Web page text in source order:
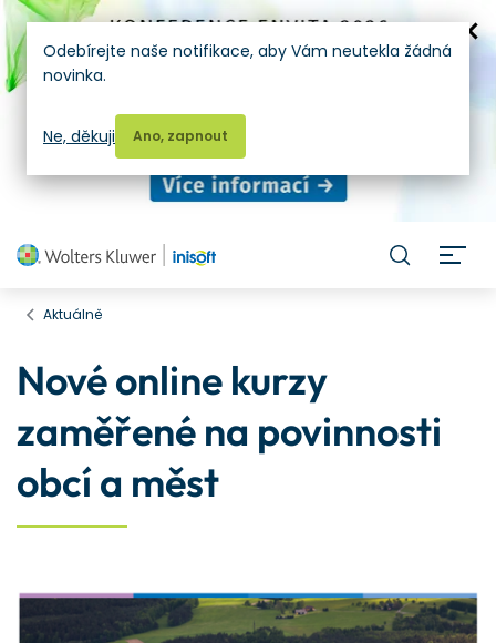
Aktuálně
Nové online kurzy
zaměřené na povinnosti
obcí a měst
Odebírejte naše notifikace, aby Vám neutekla žádná
novinka.
Ano, zapnout
Ne, děkuji